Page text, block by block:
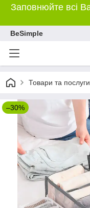
Заповнюйте всі
BeSimple
Товари та послуги
–30%